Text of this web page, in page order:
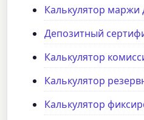
Калькулятор маржи
Депозитный
Калькулятор
Калькулятор
Калькулятор